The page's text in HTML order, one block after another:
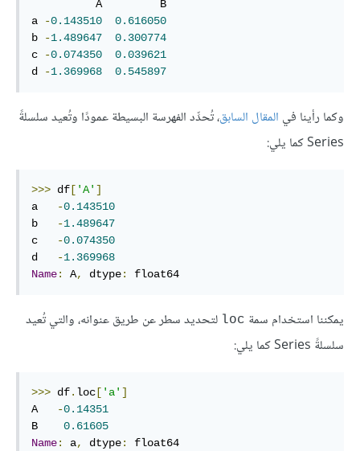
a
-0.143510
0.616050
b
-1.489647
0.300774
c
-0.074350
0.039621
d
-1.369968 0.545897
وكما رأينا في المقال السابق، تُحدِّد الفهرسة البسيطة عمودًا وتُعيد سلسلةً
Series كما يلي:
>>> df [ 'A' ]
a
-0.143510
b
-1.489647
c
-0.074350
d
-1.369968
Name: A, dtype: float64
يمكننا استخدام سمة loc لتحديد سطر عن طريق عنوانه، والتي تُعيد
سلسلةً Series كما يلي:
>>> df. loc [ 'a' ]
A
-0.14351
B 0.61605
Name: a, dtype: float64